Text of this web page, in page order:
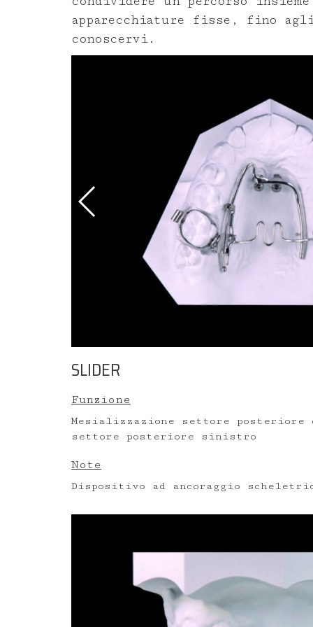
apparecchiature fisse, fino
conoscervi.
SLIDER
Funzione
Mesializzazione settore
settore posteriore sinistro
Note
Dispositivo ad ancoraggio